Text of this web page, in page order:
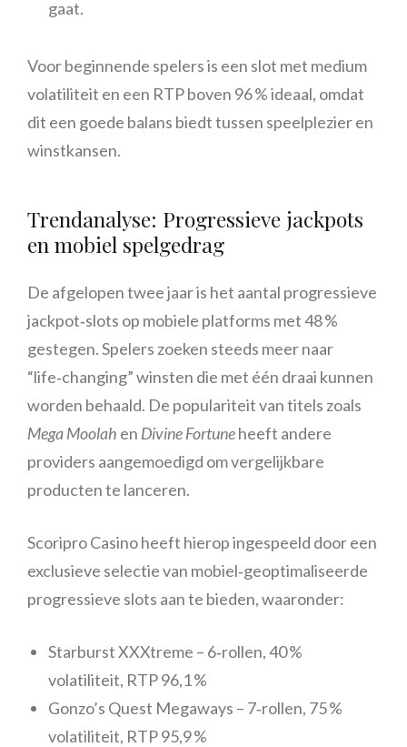
gaat.
Voor beginnende spelers is een slot met medium
volatiliteit en een RTP boven 96 % ideaal, omdat
dit een goede balans biedt tussen speelplezier en
winstkansen.
Trendanalyse: Progressieve jackpots
en mobiel spelgedrag
De afgelopen twee jaar is het aantal progressieve
jackpot‑slots op mobiele platforms met 48 %
gestegen. Spelers zoeken steeds meer naar
“life‑changing” winsten die met één draai kunnen
worden behaald. De populariteit van titels zoals
Mega Moolah en Divine Fortuneheeft andere
providers aangemoedigd om vergelijkbare
producten te lanceren.
Scoripro Casino heeft hierop ingespeeld door een
exclusieve selectie van mobiel‑geoptimaliseerde
progressieve slots aan te bieden, waaronder:
Starburst XXXtreme – 6‑rollen, 40 %
volatiliteit, RTP 96,1 %
Gonzo’s Quest Megaways – 7‑rollen, 75 %
volatiliteit, RTP 95,9 %